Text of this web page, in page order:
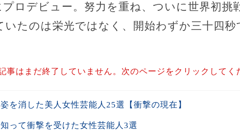
ロデビュー。努力を重ね、ついに世界初挑
いたのは栄光ではなく、開始わずか三十四
事はまだ終了していません。次のページをクリックしてく
を消した美人女性芸能人25選【衝撃の現在】
って衝撃を受けた女性芸能人3選